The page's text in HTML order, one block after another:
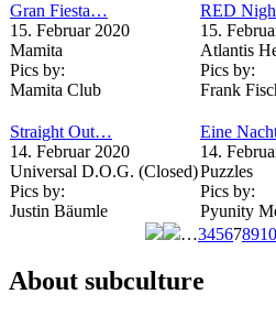
Gran Fiesta…
15. Februar 2020
Mamita
Pics by:
Mamita Club
RED
15.
Atlantis
Pics by:
Frank
Straight Out…
14. Februar 2020
Universal D.O.G. (Closed)
Pics by:
Justin Bäumle
Eine
14.
Puzzles
Pics by:
Pyunity
…345678910
About subculture